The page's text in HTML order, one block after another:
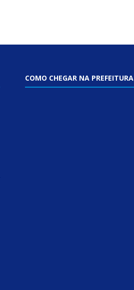
COMO CHEGAR NA PREFEITURA